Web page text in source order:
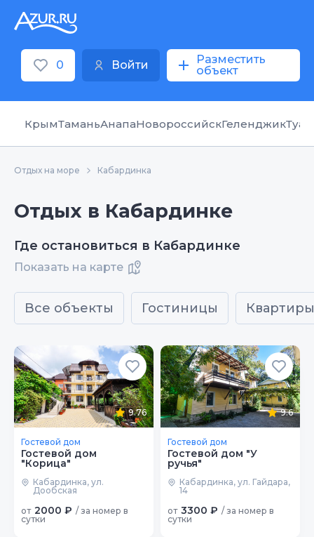
0 Войти
Разместить
объект
КрымТаманьАнапаНовороссийскГеленджик
Отдых на море Кабардинка
Отдых в Кабардинке
Где остановиться в Кабардинке
Показать на карте
Все объекты Гостиницы Квартиры
9.76
Гостевой дом
Гостевой дом
"Корица"
Кабардинка, ул.
Дообская
от 2000 ₽ / за номер в
сутки
9.6
Гостевой дом
Гостевой дом "У
ручья"
Кабардинка, ул. Гайдара,
14
от 3300 ₽ / за номер в
сутки